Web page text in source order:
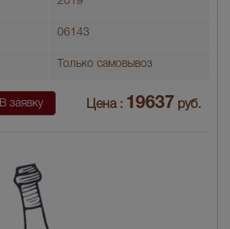
06143
Только самовывоз
В заявку Цена : 19637 руб.